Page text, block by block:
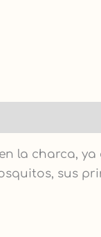
la charca,
sus